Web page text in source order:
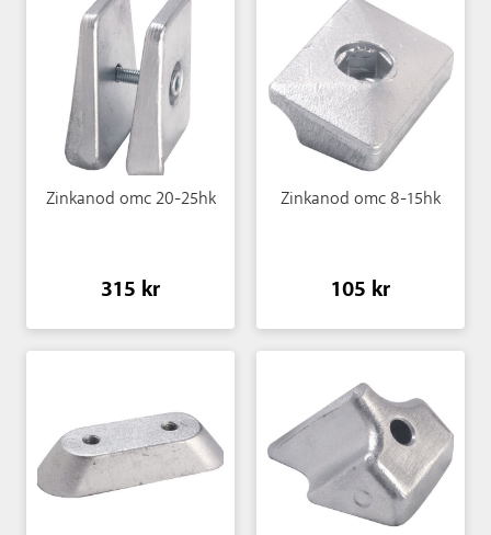
Zinkanod omc 20-25hk
315 kr
Zinkanod omc 8-15hk
105 kr